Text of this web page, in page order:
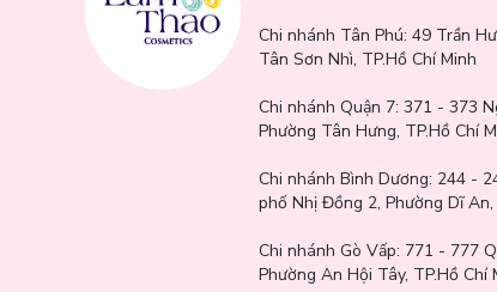
Chi nhánh Tân Phú: 49 Trần
Tân Sơn Nhì, TP.Hồ Chí Minh
Chi nhánh Quận 7: 371 - 373
Phường Tân Hưng, TP.Hồ Chí
Chi nhánh Bình Dương: 244 -
phố Nhị Đồng 2, Phường Dĩ An,
Chi nhánh Gò Vấp: 771 - 777
Phường An Hội Tây, TP.Hồ Chí